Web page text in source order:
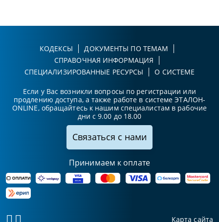
КОДЕКСЫ
ДОКУМЕНТЫ ПО ТЕМАМ
СПРАВОЧНАЯ ИНФОРМАЦИЯ
СПЕЦИАЛИЗИРОВАННЫЕ РЕСУРСЫ
О СИСТЕМЕ
Если у Вас возникли вопросы по регистрации или
продлению доступа, а также работе в системе ЭТАЛОН-
ONLINE, обращайтесь к нашим специалистам в рабочие
дни с 9.00 до 18.00
Связаться с нами
Принимаем к оплате
Карта сайта